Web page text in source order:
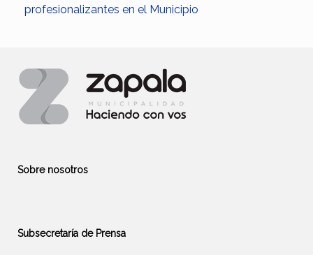
profesionalizantes en el Municipio
Sobre nosotros
Subsecretaría de Prensa